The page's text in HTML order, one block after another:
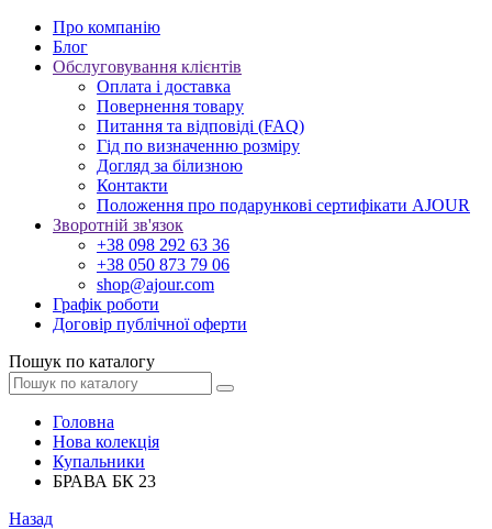
Про компанію
Блог
Обслуговування клієнтів
Оплата і доставка
Повернення товару
Питання та відповіді (FAQ)
Гід по визначенню розміру
Догляд за білизною
Контакти
Положення про подарункові сертифікати AJOUR
Зворотній зв'язок
+38 098 292 63 36
+38 050 873 79 06
shop@ajour.com
Графік роботи
Договір публічної оферти
Пошук по каталогу
Головна
Нова колекція
Купальники
БРАВА БК 23
Назад